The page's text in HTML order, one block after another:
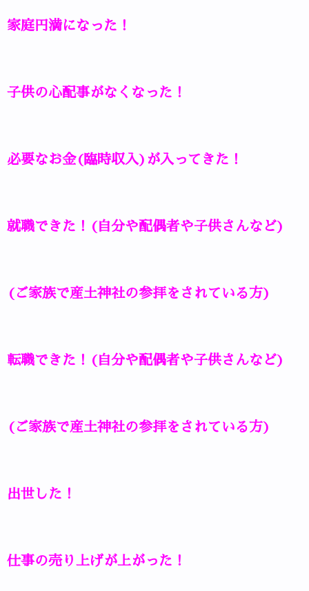
家庭円満になった！
子供の心配事がなくなった！
必要なお金(臨時収入)が入ってきた！
就職できた！(自分や配偶者や子供さんなど)
(ご家族で産土神社の参拝をされている方)
転職できた！(自分や配偶者や子供さんなど)
(ご家族で産土神社の参拝をされている方)
出世した！
仕事の売り上げが上がった！